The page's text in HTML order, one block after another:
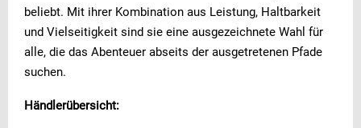
beliebt. Mit ihrer Kombination aus Leistung, Haltbarkeit
und Vielseitigkeit sind sie eine ausgezeichnete Wahl für
alle, die das Abenteuer abseits der ausgetretenen Pfade
suchen.
Händlerübersicht: